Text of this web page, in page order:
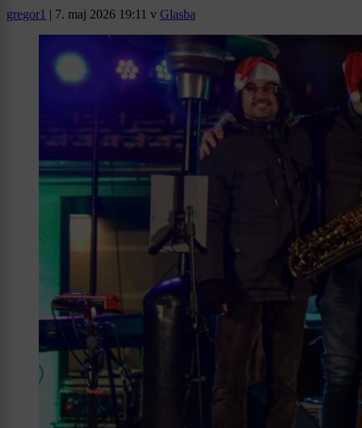
gregor1 | 7. maj 2026 19:11 v Glasba